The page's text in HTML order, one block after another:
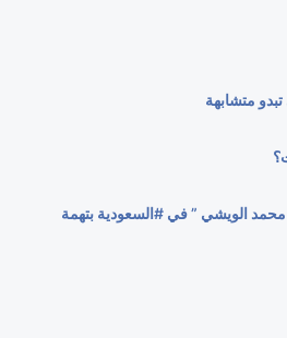
متشابهة
الويشي ” في #السعودية بتهمة